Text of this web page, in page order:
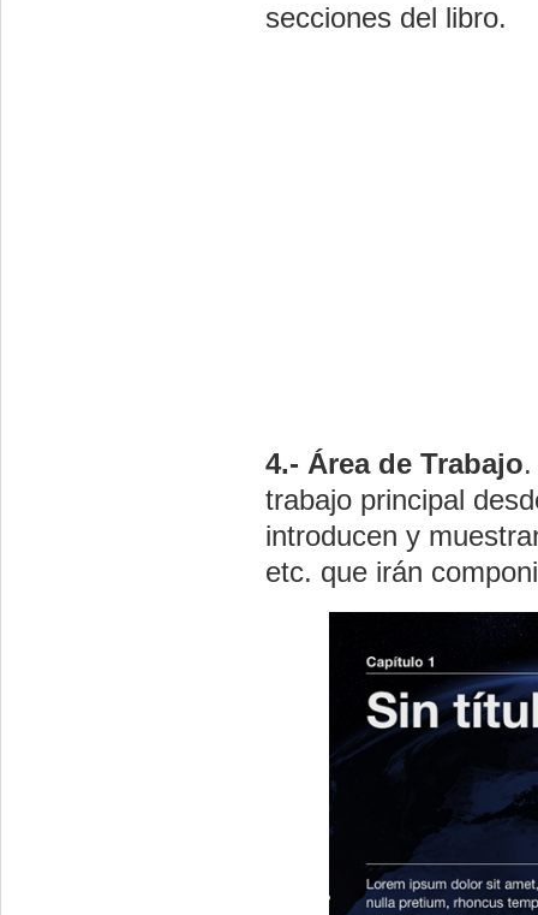
secciones del libro.
4.- Área de Trabajo
trabajo principal
introducen y
etc. que irán